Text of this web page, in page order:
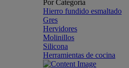
Por Categoría
Hierro fundido esmaltado
Gres
Hervidores
Molinillos
Silicona
Herramientas de cocina